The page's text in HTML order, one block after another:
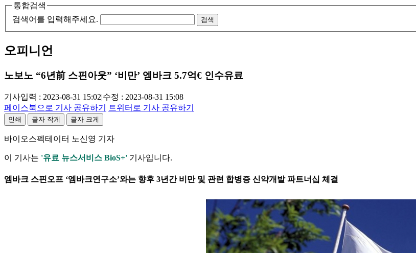
통합검색
검색어를 입력해주세요.
검색
오피니언
노보노 “6년前 스핀아웃” ‘비만’ 엠바크 5.7억€ 인수유료
기사입력 : 2023-08-31 15:02|수정 : 2023-08-31 15:08
페이스북으로 기사 공유하기
트위터로 기사 공유하기
인쇄 글자 작게 글자 크게
바이오스펙테이터 노신영 기자
이 기사는 '유료 뉴스서비스 BioS+' 기사입니다.
엠바크 스핀오프 ‘엠바크연구소’와는 향후 3년간 비만 및 관련 합병증 신약개발 파트너십 체결